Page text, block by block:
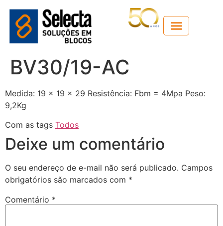
BV30/19-AC
Medida: 19 x 19 x 29 Resistência: Fbm = 4Mpa Peso:
9,2Kg
Com as tags Todos
Deixe um comentário
O seu endereço de e-mail não será publicado. Campos
obrigatórios são marcados com *
Comentário *